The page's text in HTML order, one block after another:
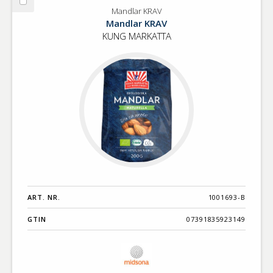
Välj
Mandlar KRAV
Mandlar KRAV
KUNG MARKATTA
ART. NR. 1001693-B
GTIN 07391835923149